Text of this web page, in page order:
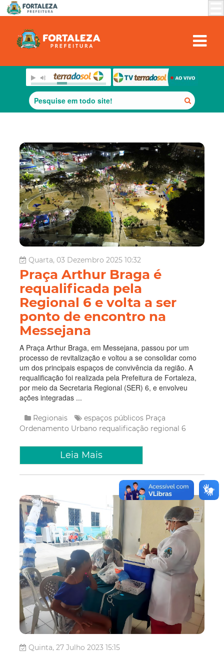
Quarta, 03 Dezembro 2025 10:32
Praça Arthur Braga é
requalificada pela
Regional 6 e volta a ser
ponto de encontro na
Messejana
A Praça Arthur Braga, em Messejana, passou por um
processo de revitalização e voltou a se consolidar como
um dos principais espaços de convivência da região. A
requalificação foi realizada pela Prefeitura de Fortaleza,
por meio da Secretaria Regional (SER) 6, e envolveu
ações integradas ...
Regionais espaços públicos Praça
Ordenamento Urbano requalificação regional 6
Leia Mais
Quinta, 27 Julho 2023 15:15